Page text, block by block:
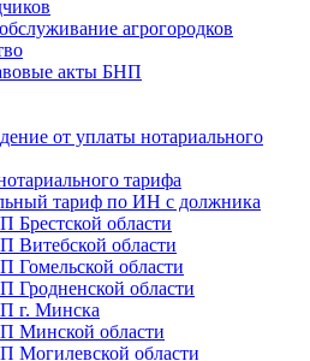
агрогородков
акты БНП
от уплаты нотариального
тарифа
тариф по ИН с должника
Брестской области
Витебской области
Гомельской области
Гродненской области
г. Минска
Минской области
Могилевской области